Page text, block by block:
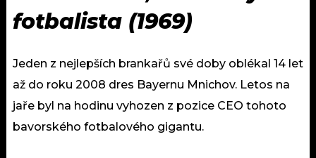
fotbalista (1969)
Jeden z nejlepších brankařů své doby oblékal 14 let
až do roku 2008 dres Bayernu Mnichov. Letos na
jaře byl na hodinu vyhozen z pozice CEO tohoto
bavorského fotbalového gigantu.